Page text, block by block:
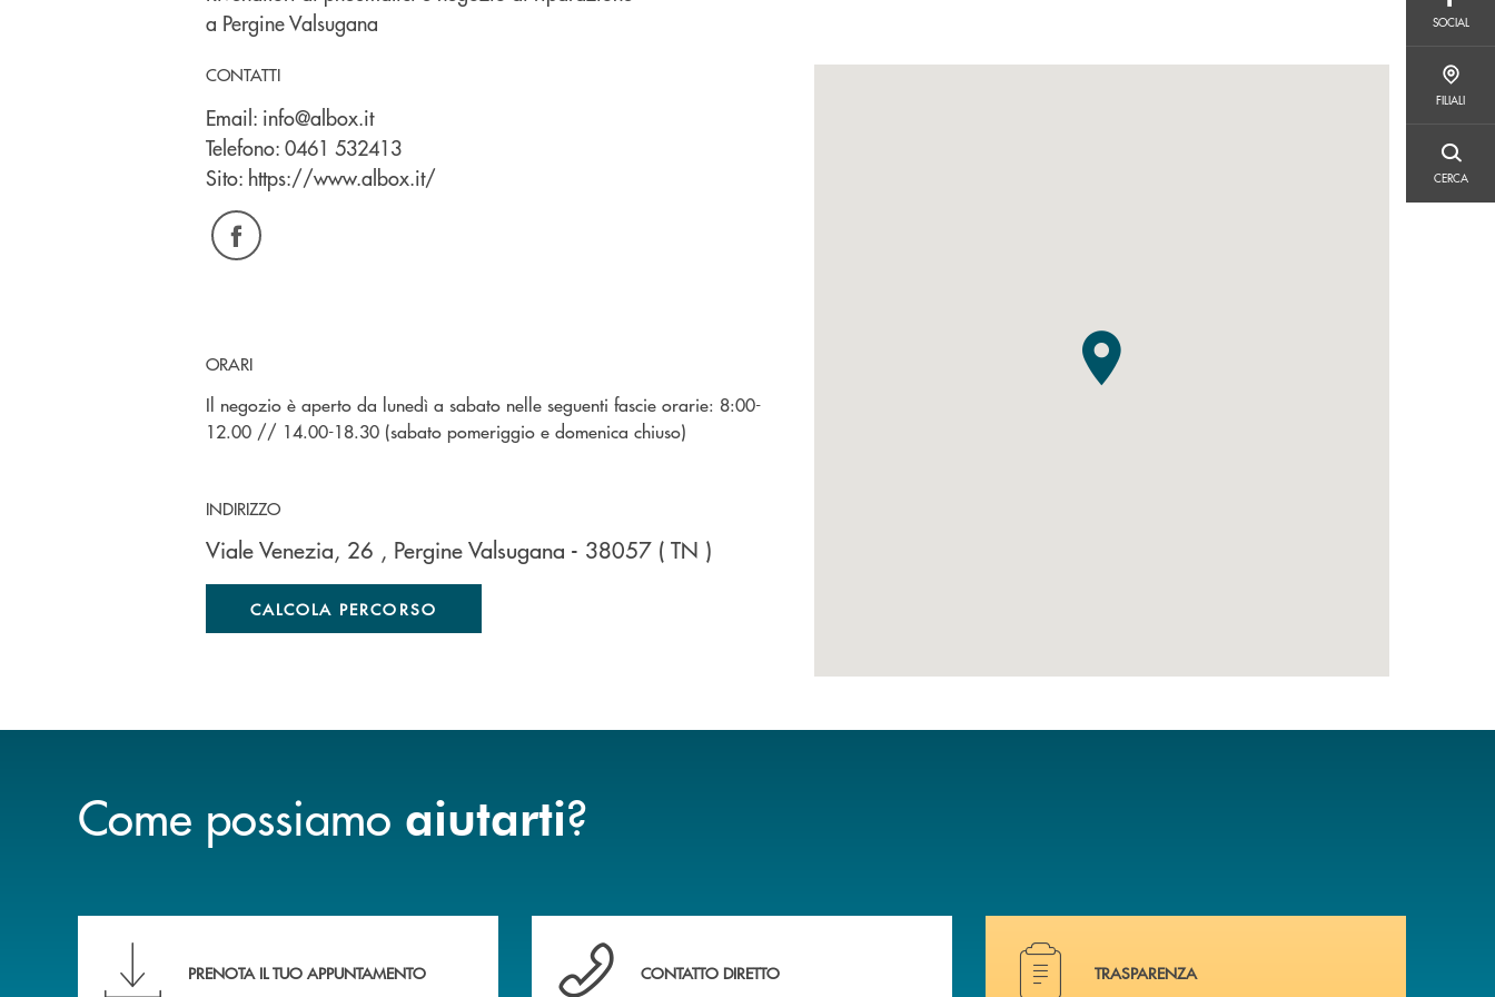
SOCIAL
FILIALI
CERCA
a Pergine Valsugana
CONTATTI
Email: info@albox.it
Telefono: 0461 532413
Sito: https://www.albox.it/
ORARI
Il negozio è aperto da lunedì a sabato nelle seguenti fascie orarie: 8:00-
12.00 // 14.00-18.30 (sabato pomeriggio e domenica chiuso)
INDIRIZZO
Viale Venezia, 26 , Pergine Valsugana - 38057 ( TN )
CALCOLA PERCORSO
Come possiamo aiutarti?
PRENOTA IL TUO APPUNTAMENTO
Hai bisogno di assistenza immediata? Contattaci .
CONTATTO DIRETTO
Hai bisogno di alcuni documenti ? Vai alla pagina
TRASPARENZA